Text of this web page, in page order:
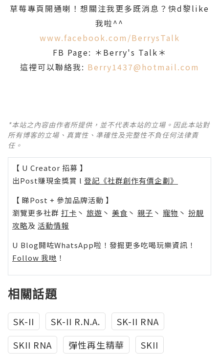
草莓專頁開通喇！想關注我更多既消息？快d黎like
我啦^^
www.facebook.com/BerrysTalk
FB Page: ＊Berry's Talk＊
這裡可以聯絡我: Berry1437@hotmail.com
*本站之內容由作者所提供，並不代表本站的立場。因此本站對
所有博客的立場、真實性、準確性及完整性不負任何法律責
任。
【 U Creator 招募 】
出Post賺現金獎賞 l 登記《社群創作有價企劃》
【 睇Post + 參加品牌活動 】
瀏覽更多社群 打卡 丶 旅遊 丶 美食 丶 親子 丶 寵物 丶 扮靚
攻略及 活動情報
U Blog開咗WhatsApp啦！發掘更多吃喝玩樂資訊！
Follow 我哋 ！
相關話題
SK-II SK-II R.N.A.
SK-II RNA
SKII RNA
彈性再生精華
SKII